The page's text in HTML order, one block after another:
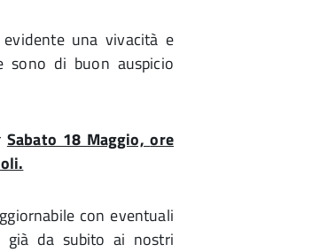
una vivacità e
sono di buon auspicio
Sabato 18 Maggio,ore
con eventuali
già da subito ai nostri